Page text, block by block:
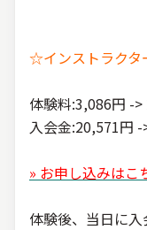
☆インストラク
体験料:3,086円 -
入会金:20,571円
» お申し込みはこ
体験後、当日に